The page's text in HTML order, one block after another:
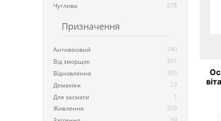
Чутлива
278
Призначення
Антивіковий
140
Від зморщок
301
Відновлення
305
Демакіяж
23
Для засмаги
1
Живлення
326